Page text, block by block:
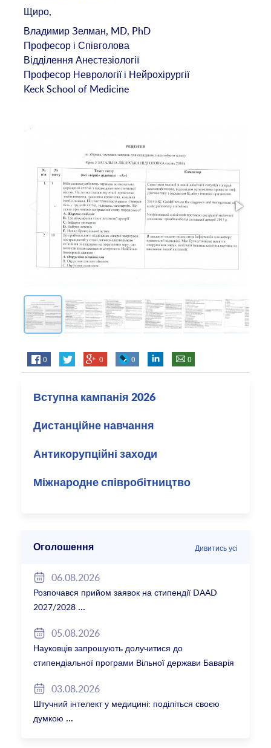
Щиро,
Владимир Зелман, MD, PhD
Професор і Співголова
Відділення Анестезіології
Професор Неврології і Нейрохірургії
Keck School of Medicine
0 0 0 0
Вступна кампанія 2026
Дистанційне навчання
Антикорупційні заходи
Міжнародне співробітництво
Оголошення Дивитись усі
06.08.2026
Розпочався прийом заявок на стипендії DAAD
2027/2028
05.08.2026
Науковців запрошують долучитися до
стипендіальної програми Вільної держави Баварія
03.08.2026
Штучний інтелект у медицині: поділіться своєю
думкою